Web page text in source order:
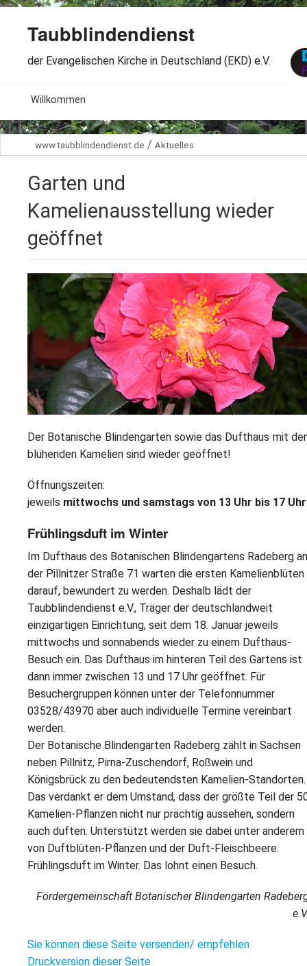
Taubblindendienst
der Evangelischen Kirche in Deutschland (EKD) e.V.
Willkommen
Aktuelles
Arbeitsbereiche
Spenden
Dabeisein
Kontakt
www.taubblindendienst.de / Aktuelles
Garten und
Kamelienausstellung wieder
geöffnet
Der Botanische Blindengarten sowie das Dufthaus mit
blühenden Kamelien sind wieder geöffnet!
Öffnungszeiten:
jeweils mittwochs und samstags von 13 Uhr bis 17 Uhr
Frühlingsduft im Winter
Im Dufthaus des Botanischen Blindengartens Radeberg an
der Pillnitzer Straße 71 warten die ersten Kamelienblüten
darauf, bewundert zu werden. Deshalb lädt der
Taubblindendienst e.V., Träger der deutschlandweit
einzigartigen Einrichtung, seit dem 18. Januar jeweils
mittwochs und sonnabends wieder zu einem Dufthaus-
Besuch ein. Das Dufthaus im hinteren Teil des Gartens ist
dann immer zwischen 13 und 17 Uhr geöffnet. Für
Besuchergruppen können unter der Telefonnummer
03528/43970 aber auch individuelle Termine vereinbart
werden.
Der Botanische Blindengarten Radeberg zählt in Sachsen
neben Pillnitz, Pirna-Zuschendorf, Roßwein und
Königsbrück zu den bedeutendsten Kamelien-Standorten.
Das verdankt er dem Umstand, dass der größte Teil der
Kamelien-Pflanzen nicht nur prächtig aussehen, sondern
auch duften. Unterstützt werden sie dabei unter anderem
von Duftblüten-Pflanzen und der Duft-Fleischbeere.
Frühlingsduft im Winter. Das lohnt einen Besuch.
Fördergemeinschaft Botanischer Blindengarten
Sie können diese Seite versenden/ empfehlen
Druckversion dieser Seite